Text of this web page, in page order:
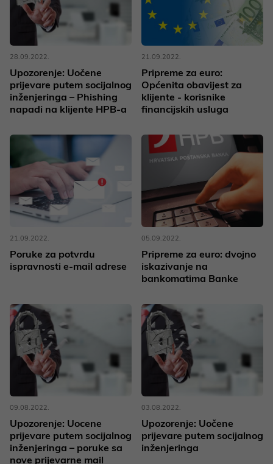
28.09.2022.
Upozorenje: Uočene
prijevare putem socijalnog
inženjeringa – Phishing
napadi na klijente HPB-a
21.09.2022.
Pripreme za euro:
Općenita obavijest za
klijente - korisnike
financijskih usluga
21.09.2022.
Poruke za potvrdu
ispravnosti e-mail adrese
05.09.2022.
Pripreme za euro: dvojno
iskazivanje na
bankomatima Banke
09.08.2022.
Upozorenje: Uocene
prijevare putem socijalnog
inženjeringa – poruke sa
nove prijevarne mail
03.08.2022.
Upozorenje: Uočene
prijevare putem socijalnog
inženjeringa